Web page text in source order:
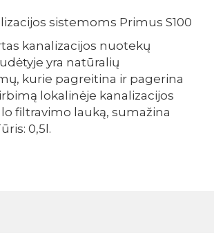
sistemoms Primus S100
kanalizacijos nuotekų
yra natūralių
kurie pagreitina ir pagerina
lokalinėje kanalizacijos
filtravimo lauką, sumažina
0,5l.